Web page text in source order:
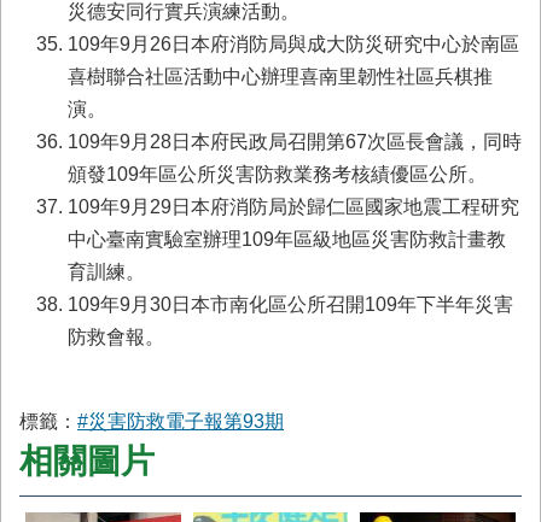
災德安同行實兵演練活動。
109年9月26日本府消防局與成大防災研究中心於南區
喜樹聯合社區活動中心辦理喜南里韌性社區兵棋推
演。
109年9月28日本府民政局召開第67次區長會議，同時
頒發109年區公所災害防救業務考核績優區公所。
109年9月29日本府消防局於歸仁區國家地震工程研究
中心臺南實驗室辦理109年區級地區災害防救計畫教
育訓練。
109年9月30日本市南化區公所召開109年下半年災害
防救會報。
標籤： #災害防救電子報第93期
相關圖片